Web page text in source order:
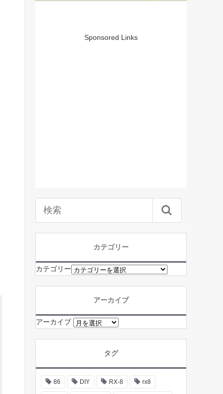
Sponsored Links
カテゴリー
カテゴリー
アーカイブ
アーカイブ
タグ
86 DIY RX-8 rx8